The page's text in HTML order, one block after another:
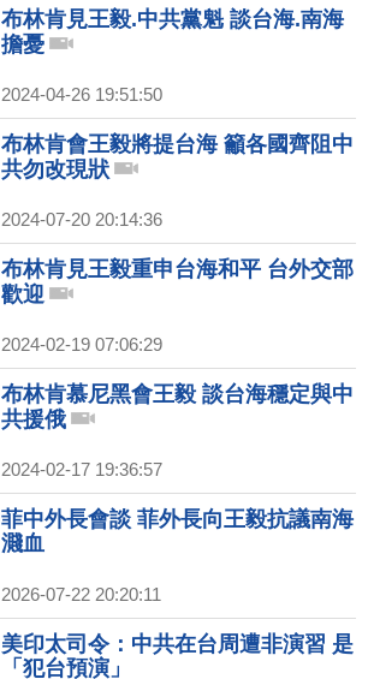
布林肯見王毅.中共黨魁 談台海.南海
擔憂
2024-04-26 19:51:50
布林肯會王毅將提台海 籲各國齊阻中
共勿改現狀
2024-07-20 20:14:36
布林肯見王毅重申台海和平 台外交部
歡迎
2024-02-19 07:06:29
布林肯慕尼黑會王毅 談台海穩定與中
共援俄
2024-02-17 19:36:57
菲中外長會談 菲外長向王毅抗議南海
濺血
2026-07-22 20:20:11
美印太司令：中共在台周遭非演習 是
「犯台預演」